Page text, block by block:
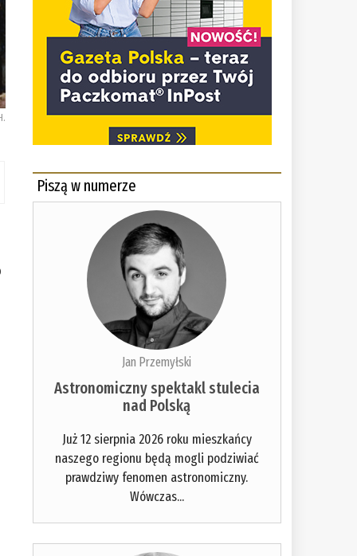
Piszą w numerze
Jan Przemyłski
Astronomiczny spektakl stulecia
nad Polską
Już 12 sierpnia 2026 roku mieszkańcy
naszego regionu będą mogli podziwiać
prawdziwy fenomen astronomiczny.
Wówczas...